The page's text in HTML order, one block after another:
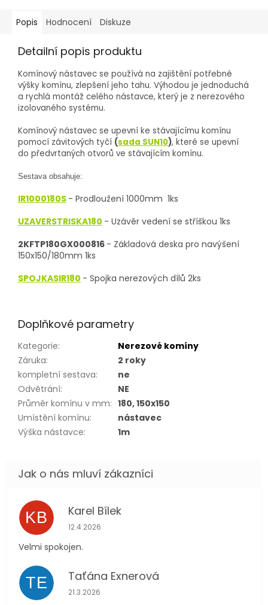
Popis Hodnocení Diskuze
Detailní popis produktu
Komínový nástavec se používá na zajištění potřebné
výšky komínu, zlepšení jeho tahu. Výhodou je jednoduchá
a rychlá montáž celého nástavce, který je z nerezového
izolovaného systému.
Komínový nástavec se upevní ke stávajícímu komínu
pomocí závitových tyčí (sada SUN10), které se upevní
do předvrtaných otvorů ve stávajícím komínu.
Sestava obsahuje:
IR1000180S - Prodloužení 1000mm 1ks
UZAVERSTRISKA180 - Uzávěr vedení se stříškou 1ks
2KFTP180GX000816 - Základová deska pro navýšení
150x150/180mm 1ks
SPOJKASIR180 - Spojka nerezových dílů 2ks
Doplňkové parametry
Kategorie:
Nerezové komíny
Záruka:
2 roky
kompletní sestava:
ne
Odvětrání:
NE
Průměr komínu v mm: 180, 150x150
Umístění komínu:
nástavec
Výška nástavce: 1m
KB Karel Bílek
Hodnocení obchodu je 5 z 5 hvězdiček.
12.4.2026
Velmi spokojen.
TE Taťána Exnerová
Hodnocení obchodu je 5 z 5 hvězdiček.
21.3.2026